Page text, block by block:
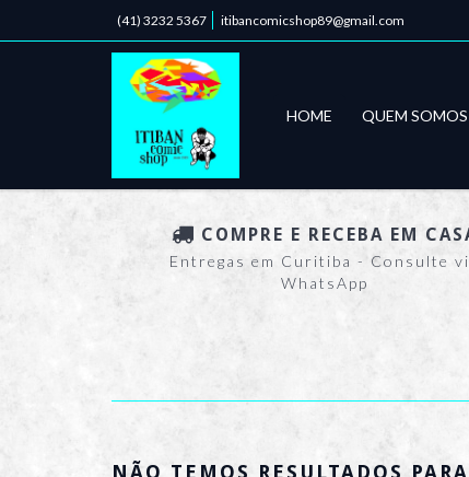
(41) 3232 5367 itibancomicshop89@gmail.com
HOME QUEM SOMOS
COMPRE E RECEBA EM
Entregas em Curitiba - Consulte
WhatsApp